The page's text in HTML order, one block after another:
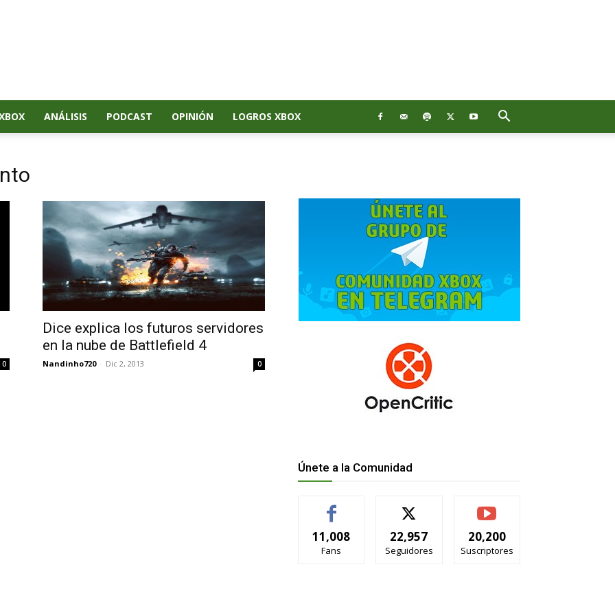
ANÁLISIS PODCAST OPINIÓN LOGROS XBOX
0
Dice explica los futuros servidores
en la nube de Battlefield 4
Nandinho720 - Dic 2, 2013 0
Únete a la Comunidad
11,008
Fans
22,957
Seguidores
20,200
Suscriptores